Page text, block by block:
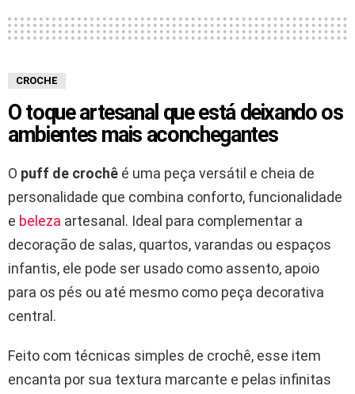
CROCHE
O toque artesanal que está deixando os
ambientes mais aconchegantes
O puff de crochê é uma peça versátil e cheia de
personalidade que combina conforto, funcionalidade
e beleza artesanal. Ideal para complementar a
decoração de salas, quartos, varandas ou espaços
infantis, ele pode ser usado como assento, apoio
para os pés ou até mesmo como peça decorativa
central.
Feito com técnicas simples de crochê, esse item
encanta por sua textura marcante e pelas infinitas